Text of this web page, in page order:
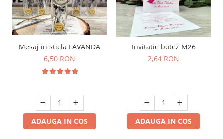
Mesaj in sticla LAVANDA
6,50 RON
ADAUGA IN COS
Invitatie botez M26
2,64 RON
ADAUGA IN COS